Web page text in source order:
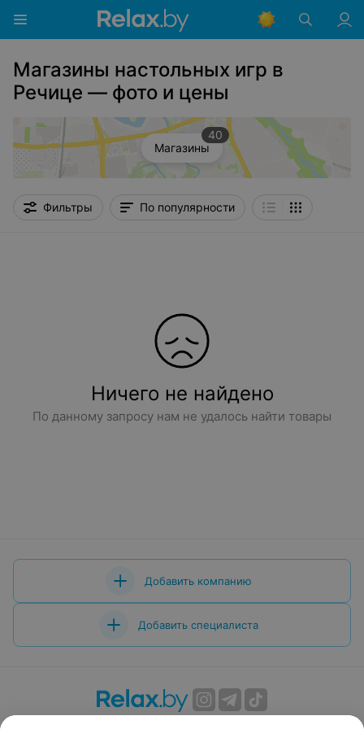
Магазины настольных игр в
Речице — фото и цены
Магазины
40
Фильтры По популярности
Ничего не найдено
По данному запросу нам не удалось найти товары
Добавить компанию
Добавить специалиста